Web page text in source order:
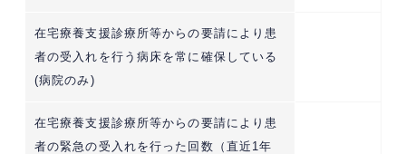
在宅療養支援診療所等からの要請により患
者の受入れを行う病床を常に確保している
(病院のみ)
在宅療養支援診療所等からの要請により患
者の緊急の受入れを行った回数（直近1年